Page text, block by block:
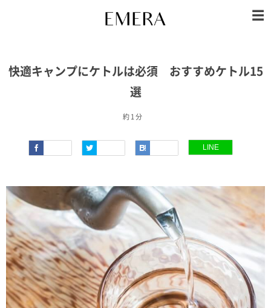
快適キャンプにケトルは必須 おすすめケトル15
選
約 1 分
LINE